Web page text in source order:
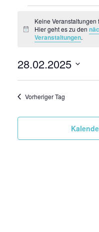
für
28,
2025
Hinweis
Keine
Hier geht es zu den
Veranstaltungen.
28.02.2025
Vorheriger Tag